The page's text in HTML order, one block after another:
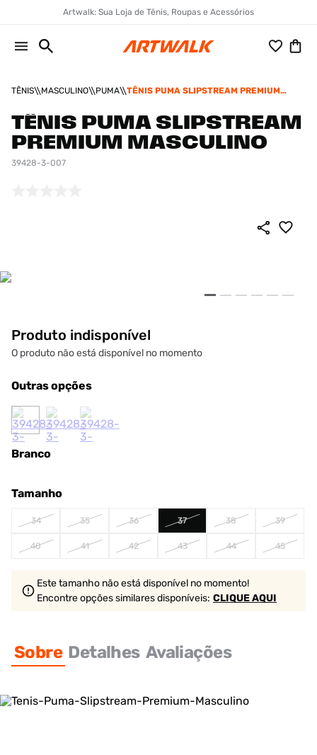
Artwalk: Sua Loja de Tênis, Roupas e Acessórios
TÊNIS MASCULINO PUMA
TÊNIS PUMA SLIPSTREAM PREMIUM
TÊNIS PUMA SLIPSTREAM
PREMIUM MASCULINO
39428-3-007
Produto indisponível
O produto não está disponível no momento
Outras opções
Branco
Tamanho
34 35 36 37 38 39
40 41 42 43 44 45
Este tamanho não está disponível no momento!
Encontre opções similaresdisponíveis: CLIQUE AQUI
Sobre Detalhes Avaliações